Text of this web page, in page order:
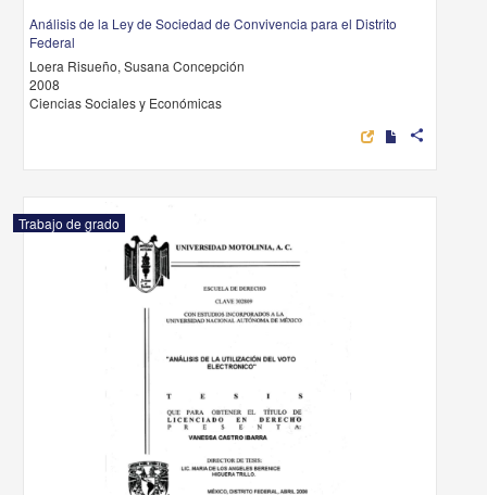
Análisis de la Ley de Sociedad de Convivencia para el Distrito
Federal
Loera Risueño, Susana Concepción
2008
Ciencias Sociales y Económicas
share
Trabajo de grado